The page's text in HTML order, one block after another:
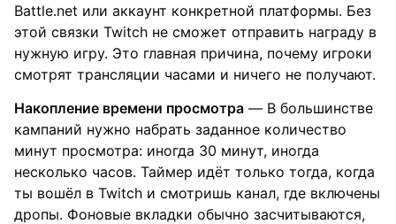
Battle.net или аккаунт конкретной платформы. Без
этой связки Twitch не сможет отправить награду в
нужную игру. Это главная причина, почему игроки
смотрят трансляции часами и ничего не получают.
Накопление времени просмотра — В большинстве
кампаний нужно набрать заданное количество
минут просмотра: иногда 30 минут, иногда
несколько часов. Таймер идёт только тогда, когда
ты вошёл в Twitch и смотришь канал, где включены
дропы. Фоновые вкладки обычно засчитываются,